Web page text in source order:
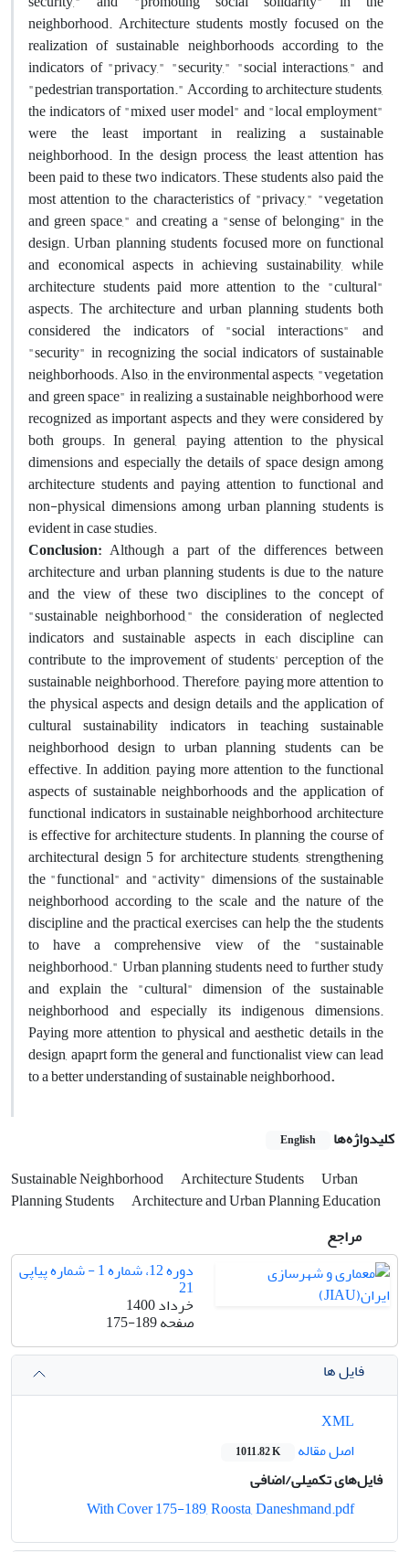
neighborhood. Architecture students mostly focused on the
realization of sustainable neighborhoods according to the
indicators of "privacy," "security," "social interactions," and
"pedestrian transportation." According to architecture students,
the indicators of "mixed user model" and "local employment"
were the least important in realizing a sustainable
neighborhood. In the design process, the least attention has
been paid to these two indicators. These students also paid the
most attention to the characteristics of "privacy," "vegetation
and green space," and creating a "sense of belonging" in the
design. Urban planning students focused more on functional
and economical aspects in achieving sustainability, while
architecture students paid more attention to the "cultural"
aspects. The architecture and urban planning students both
considered the indicators of "social interactions" and
"security" in recognizing the social indicators of sustainable
neighborhoods. Also, in the environmental aspects, "vegetation
and green space" in realizing a sustainable neighborhood were
recognized as important aspects and they were considered by
both groups. In general, paying attention to the physical
dimensions and especially the details of space design among
architecture students and paying attention to functional and
non-physical dimensions among urban planning students is
evident in case studies.
Conclusion: Although a part of the differences between
architecture and urban planning students is due to the nature
and the view of these two disciplines to the concept of
"sustainable neighborhood," the consideration of neglected
indicators and sustainable aspects in each discipline can
contribute to the improvement of students' perception of the
sustainable neighborhood. Therefore, paying more attention to
the physical aspects and design details and the application of
cultural sustainability indicators in teaching sustainable
neighborhood design to urban planning students can be
effective. In addition, paying more attention to the functional
aspects of sustainable neighborhoods and the application of
functional indicators in sustainable neighborhood architecture
is effective for architecture students. In planning the course of
architectural design 5 for architecture students, strengthening
the "functional" and "activity" dimensions of the sustainable
neighborhood according to the scale and the nature of the
discipline and the practical exercises can help the the students
to have a comprehensive view of the "sustainable
neighborhood." Urban planning students need to further study
and explain the "cultural" dimension of the sustainable
neighborhood and especially its indigenous dimensions.
Paying more attention to physical and aesthetic details in the
design, apaprt form the general and functionalist view can lead
to a better understanding of sustainable neighborhood.
کلیدواژه‌ها English
Sustainable Neighborhood Architecture Students
Urban
Planning Students
Architecture and Urban Planning Education
مراجع
دوره 12، شماره 1 - شماره پیاپی
21
خرداد 1400
صفحه175-189
فایل ها
اصل مقاله
1011.82 K
فایل‌های تکمیلی/اضافی
With Cover 175-189, Roosta, Daneshmand.pdf